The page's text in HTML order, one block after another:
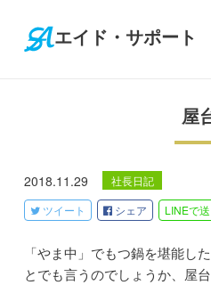
エイド・サポート
屋
2018.11.29
社長日記
ツイート
シェア LINEで
「やま中」でもつ鍋を堪能し
とでも言うのでしょうか、屋